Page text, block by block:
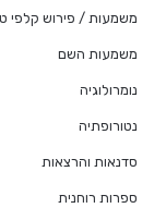
משמעות / פירוש קלפי
משמעות השם
נומרולוגיה
נטורופתיה
סדנאות והרצאות
ספרות רוחנית